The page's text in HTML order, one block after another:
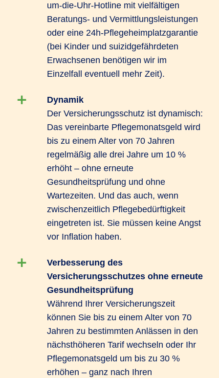
um-die-Uhr-Hotline mit vielfältigen
Beratungs- und Vermittlungsleistungen
oder eine 24h-Pflegeheimplatzgarantie
(bei Kinder und suizidgefährdeten
Erwachsenen benötigen wir im
Einzelfall eventuell mehr Zeit).
Dynamik
Der Versicherungsschutz ist dynamisch:
Das vereinbarte Pflegemonatsgeld wird
bis zu einem Alter von 70 Jahren
regelmäßig alle drei Jahre um 10 %
erhöht – ohne erneute
Gesundheitsprüfung und ohne
Wartezeiten. Und das auch, wenn
zwischenzeitlich Pflegebedürftigkeit
eingetreten ist. Sie müssen keine Angst
vor Inflation haben.
Verbesserung des
Versicherungsschutzes ohne erneute
Gesundheitsprüfung
Während Ihrer Versicherungszeit
können Sie bis zu einem Alter von 70
Jahren zu bestimmten Anlässen in den
nächsthöheren Tarif wechseln oder Ihr
Pflegemonatsgeld um bis zu 30 %
erhöhen – ganz nach Ihren